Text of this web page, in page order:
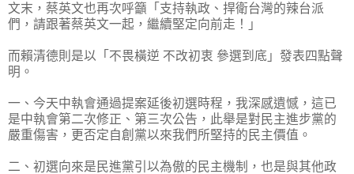
文末，蔡英文也再次呼籲「支持執政、捍衛台灣的辣台派
們，請跟著蔡英文一起，繼續堅定向前走！」
而賴清德則是以「不畏橫逆 不改初衷 參選到底」發表四點聲
明。
一、今天中執會通過提案延後初選時程，我深感遺憾，這已
是中執會第二次修正、第三次公告，此舉是對民主進步黨的
嚴重傷害，更否定自創黨以來我們所堅持的民主價值。
二、初選向來是民進黨引以為傲的民主機制，也是與其他政